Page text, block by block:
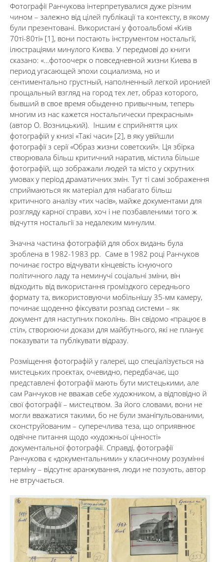
Фотографії Ранчукова інтерпретувалися дуже різним
чином – залежно від цілей публікації та контексту, в якому
були презентовані. Використані у фотоальбомі «Київ
70ті-80ті» [1], вони постають інструментом ностальгії,
ілюстраціями минулого Києва. У передмові до книги
сказано: «…фотоочерк о повседневной жизни Киева в
период угасающей эпохи социализма, но и
сентиментально грустный, наполненный легкой иронией
прощальный взгляд на город тех лет, образ которого,
бывший в свое время обыденно привычным, теперь
многим из нас кажется ностальгически прекрасным»
(автор О. Возницький). Іншим є сприйняття цих
фотографій у книзі «Такі часи» [2], в яку увійшли
фотографії з серії «Образ жизни советский». Ця збірка
створювала більш критичний наратив, містила більше
фотографій, що зображали людей та місто у скрутних
умовах у період драматичних змін. Тут ті самі зображення
сприймаються як матеріал для набагато більш
критичного аналізу «тих часів», майже документами для
розгляду карної справи, хоч і не позбавленими того ж
відчуття ностальгії за недалеким минулим.
Значна частина фотографій для обох видань була
зроблена в 1982-1983 рр. Саме в 1982 році Ранчуков
починає гостро відчувати кінцевість існуючого
політичного ладу та неминучі соціальні зміни, він
відходить від використання громіздкого середнього
формату та, використовуючи мобільнішу 35-мм камеру,
починає щоденно фіксувати розпад системи – як
документ для наступних поколінь. Він свідомо «працює в
стіл», створюючи докази для майбутнього, які не планує
показувати та публікувати відразу.
Розміщення фотографій у галереї, що спеціалізується на
мистецьких проєктах, очевидно, передбачає, що
представлені фотографії мають бути мистецькими, але
сам Ранчуков не вважав себе художником, а відповідно й
свої фотографії – мистецтвом. За його словами, вони не
могли вважатися такими, бо не були зманіпульованими,
сконструйованим – суперечлива теза, що оприявнює
одвічне питання щодо «художньої цінності»
документальної фотографії. Справді, фотографії
Ранчукова є «документальними» у класичному розумінні
терміну – відсутнє аранжування, люди не позують, автор
не втручається.